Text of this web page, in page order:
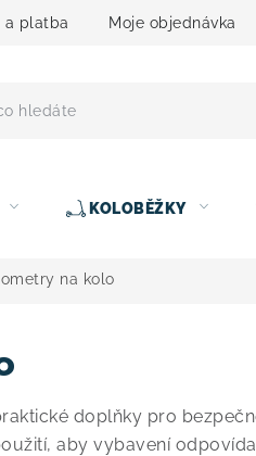
a platba Moje objednávka
KOLOBĚŽKY
na kolo
doplňky pro
aby vybavení